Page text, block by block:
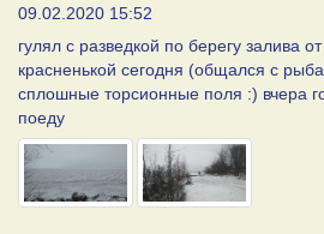
09.02.2020 15:52
гулял с разведкой по берегу залива
красненькой сегодня (общался с
сплошные торсионные поля :) вчера
поеду